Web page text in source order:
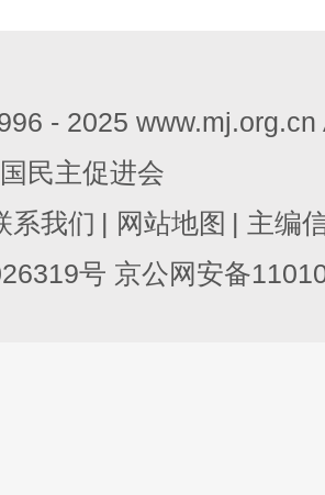
- 2025
民主促进会
系我们 | 网站地图 | 主编
号 京公网安备